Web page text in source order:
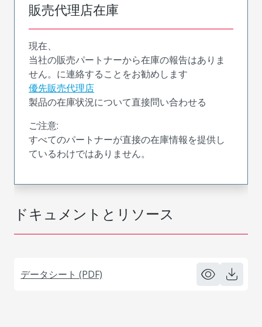
ドキュメントとリソース
データシート (PDF)
販売代理店在庫
現在、
当社の販売パートナーから在庫の報告はありま
せん。に連絡することをお勧めします
優先販売代理店
製品の在庫状況について直接問い合わせる
ご注意:
すべてのパートナーが直接の在庫情報を提供し
ているわけではありません。